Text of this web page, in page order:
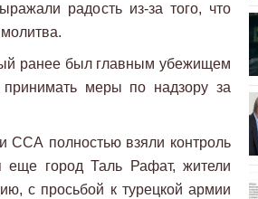
радость из-за того, что
ранее был главным убежищем
меры по надзору за
ССА полностью взяли контроль
город Таль Рафат, жители
с просьбой к турецкой армии